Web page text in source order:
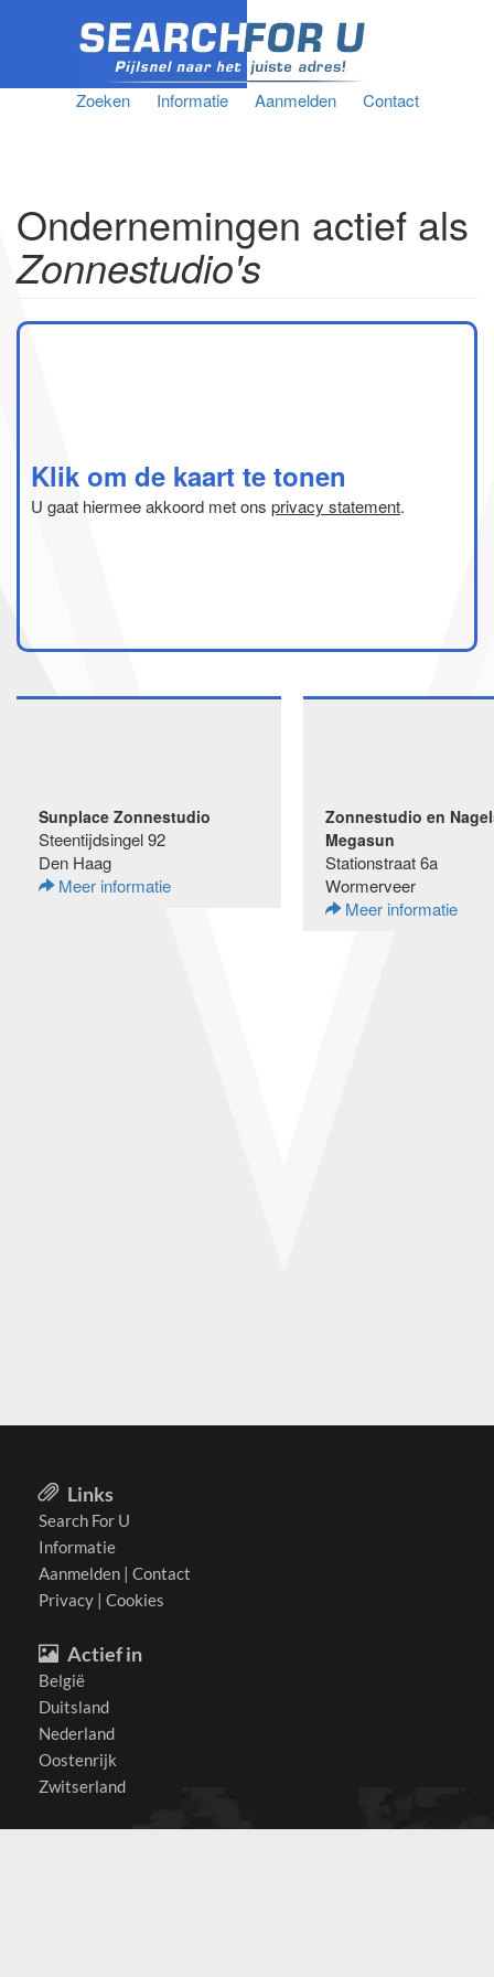
Zoeken Informatie Aanmelden Contact
Ondernemingen actief als
Zonnestudio's
Klik om de kaart te tonen
U gaat hiermee akkoord met ons privacy statement.
Sunplace Zonnestudio
Steentijdsingel 92
Den Haag
Meer informatie
Zonnestudio en
Megasun
Stationstraat 6a
Wormerveer
Meer informatie
Links
Search For U
Informatie
Aanmelden | Contact
Privacy | Cookies
Actief in
België
Duitsland
Nederland
Oostenrijk
Zwitserland